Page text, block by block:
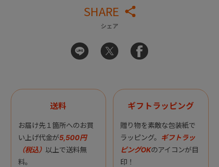
SHARE
シェア
送料
お届け先１箇所へのお買
い上げ代金が5,500円
（税込） 以上で送料無
料。
ギフトラッピング
贈り物を素敵な包装紙で
ラッピング。 ギフトラッ
ピングOKのアイコンが目
印！